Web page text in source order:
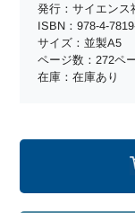
発行：サイエンス
ISBN：978-4-
サイズ：並製A5
ページ数：272ペ
在庫：在庫あり